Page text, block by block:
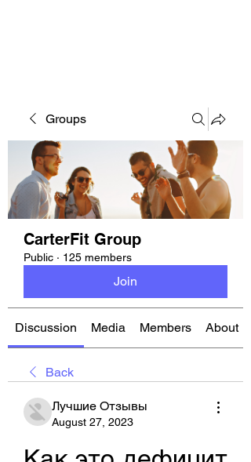
Groups
CarterFit Group
Public · 125 members
Join
Discussion Media Members About
Back
Лучшие Отзывы
August 27, 2023